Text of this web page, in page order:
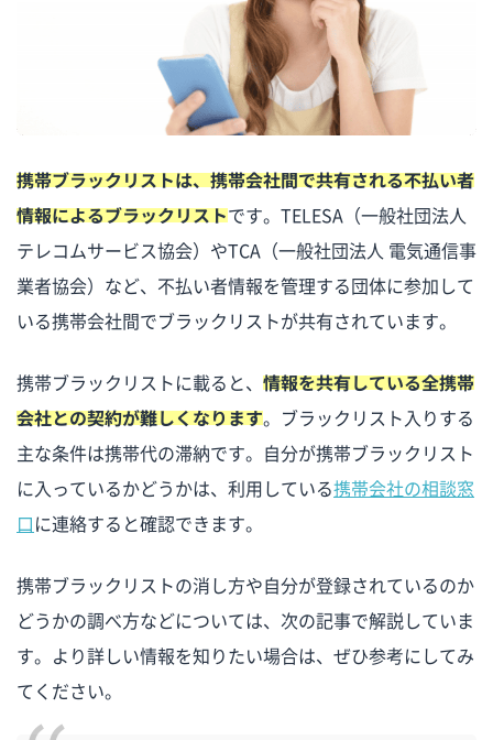
携帯ブラックリストは、携帯会社間で共有される不払い者
情報によるブラックリストです。TELESA（一般社団法人
テレコムサービス協会）やTCA（一般社団法人 電気通信事
業者協会）など、不払い者情報を管理する団体に参加して
いる携帯会社間でブラックリストが共有されています。
携帯ブラックリストに載ると、 情報を共有している全携帯
会社との契約が難しくなります。ブラックリスト入りする
主な条件は携帯代の滞納です。自分が携帯ブラックリスト
に入っているかどうかは、利用している携帯会社の相談窓
口に連絡すると確認できます。
携帯ブラックリストの消し方や自分が登録されているのか
どうかの調べ方などについては、次の記事で解説していま
す。より詳しい情報を知りたい場合は、ぜひ参考にしてみ
てください。